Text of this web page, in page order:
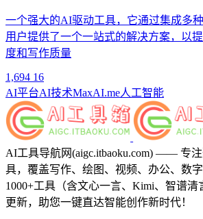
一个强大的AI驱动工具，它通过集成多
用户提供了一个一站式的解决方案，以
度和写作质量
1,694 16
AI平台AI技术MaxAI.me人工智能
AI工具导航网(aigc.itbaoku.com) —— 专
具，覆盖写作、绘图、视频、办公、数
1000+工具（含文心一言、Kimi、智谱清
更新，助您一键直达智能创作新时代！